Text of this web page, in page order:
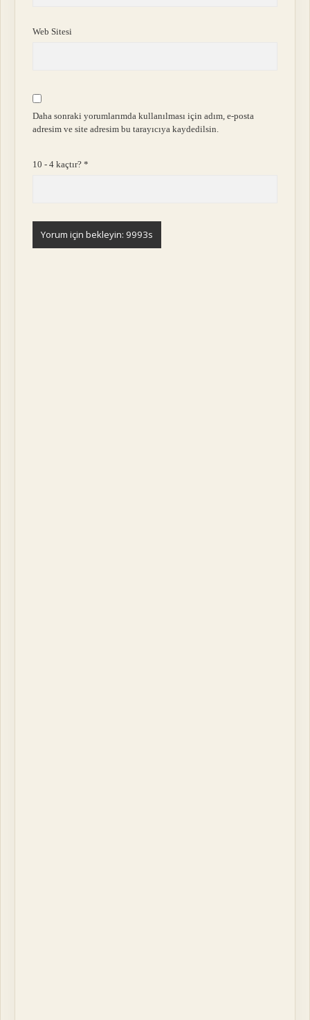
Web Sitesi
Daha sonraki yorumlarımda kullanılması için adım, e-posta
adresim ve site adresim bu tarayıcıya kaydedilsin.
10 - 4 kaçtır?*